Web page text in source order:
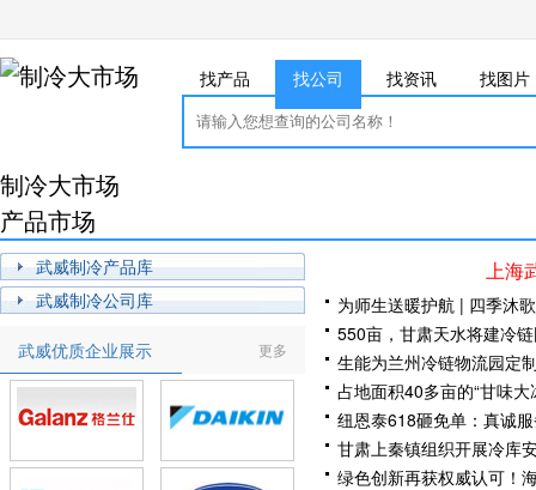
找产品 找公司 找资讯 找图片
制冷大市场
产品市场
武威制冷产品库
武威制冷公司库
更多
武威优质企业展示
上海
为师生送暖护航 | 四季沐
550亩，甘肃天水将建冷
生能为兰州冷链物流园定
占地面积40多亩的“甘味大
纽恩泰618砸免单：真诚
甘肃上秦镇组织开展冷库
绿色创新再获权威认可！